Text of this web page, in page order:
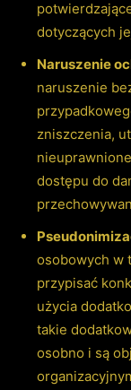
dotyczących
Naruszenie
naruszenie
zniszczenia,
dostępu do
osobowych w
przypisać
użycia
takie
osobno i są